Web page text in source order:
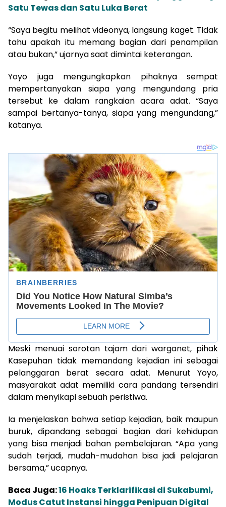
Satu Tewas dan Satu Luka Berat
“Saya begitu melihat videonya, langsung kaget. Tidak
tahu apakah itu memang bagian dari penampilan
atau bukan,” ujarnya saat dimintai keterangan.
Yoyo juga mengungkapkan pihaknya sempat
mempertanyakan siapa yang mengundang pria
tersebut ke dalam rangkaian acara adat. “Saya
sampai bertanya-tanya, siapa yang mengundang,”
katanya.
Meski menuai sorotan tajam dari warganet, pihak
Kasepuhan tidak memandang kejadian ini sebagai
pelanggaran berat secara adat. Menurut Yoyo,
masyarakat adat memiliki cara pandang tersendiri
dalam menyikapi sebuah peristiwa.
Ia menjelaskan bahwa setiap kejadian, baik maupun
buruk, dipandang sebagai bagian dari kehidupan
yang bisa menjadi bahan pembelajaran. “Apa yang
sudah terjadi, mudah-mudahan bisa jadi pelajaran
bersama,” ucapnya.
Baca Juga:16 Hoaks Terklarifikasi di Sukabumi,
Modus Catut Instansi hingga Penipuan Digital